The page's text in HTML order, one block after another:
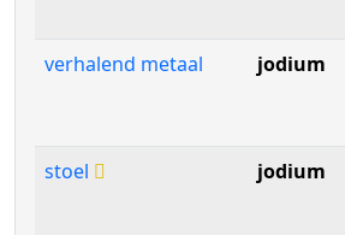
verhalend metaal
jodium
stoel
jodium